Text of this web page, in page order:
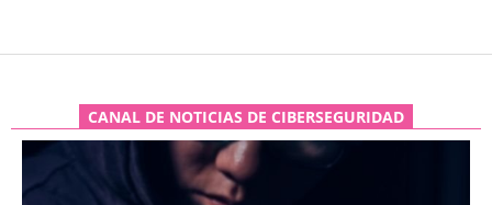
CANAL DE NOTICIAS DE CIBERSEGURIDAD